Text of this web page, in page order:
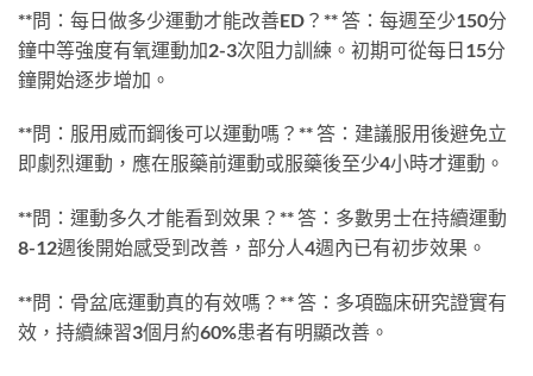
**問：每日做多少運動才能改善ED？** 答：每週至少150分
鐘中等強度有氧運動加2-3次阻力訓練。初期可從每日15分
鐘開始逐步增加。
**問：服用威而鋼後可以運動嗎？** 答：建議服用後避免立
即劇烈運動，應在服藥前運動或服藥後至少4小時才運動。
**問：運動多久才能看到效果？** 答：多數男士在持續運動
8-12週後開始感受到改善，部分人4週內已有初步效果。
**問：骨盆底運動真的有效嗎？** 答：多項臨床研究證實有
效，持續練習3個月約60%患者有明顯改善。